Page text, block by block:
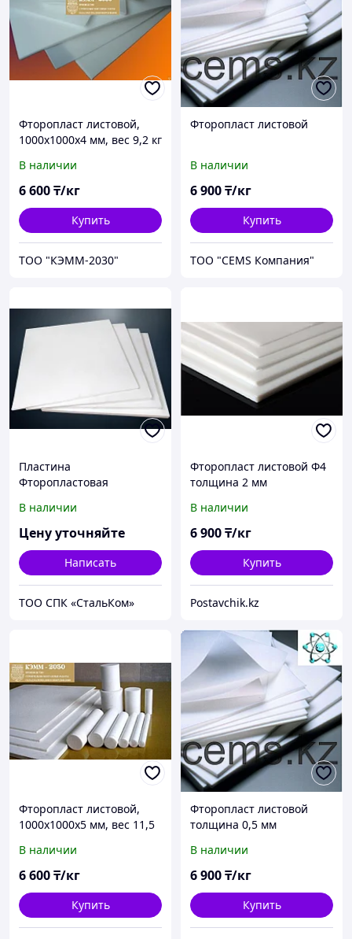
Фторопласт листовой,
1000х1000х4 мм, вес 9,2 кг
В наличии
6 600₸/кг
Купить
ТОО "КЭММ-2030"
Фторопласт листовой
В наличии
6 900₸/кг
Купить
ТОО "CEMS Компания"
Пластина
Фторопластовая
В наличии
Цену уточняйте
Написать
ТОО СПК «СтальКом»
Фторопласт листовой Ф4
толщина 2 мм
В наличии
6 900₸/кг
Купить
Postavchik.kz
Фторопласт листовой,
1000х1000х5 мм, вес 11,5
В наличии
6 600₸/кг
Купить
Фторопласт листовой
толщина 0,5 мм
В наличии
6 900₸/кг
Купить